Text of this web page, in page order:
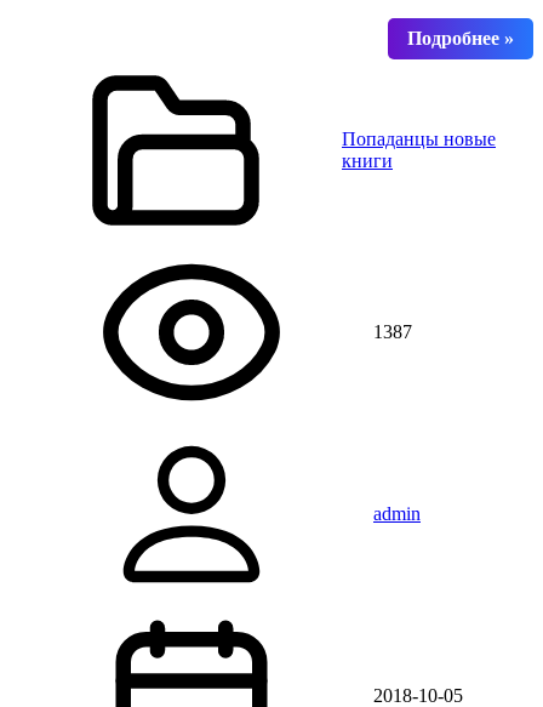
Попаданцы новые
книги
1387
admin
2018-10-05